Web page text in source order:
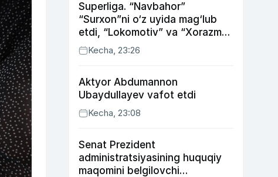
Superliga. “Navbahor”
“Surxon”ni o‘z uyida mag‘lub
etdi, “Lokomotiv” va “Xorazm”
uyda g‘alaba qozondi
Kecha, 23:26
Aktyor Abdu­mannon
Ubaydullayev vafot etdi
Kecha, 23:08
Senat Prezident
administratsiyasining huquqiy
maqomini belgilovchi